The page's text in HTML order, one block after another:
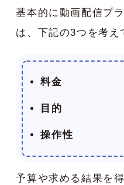
基本的に動画配信プ
は、下記の3つを考え
料金
目的
操作性
予算や求める結果を